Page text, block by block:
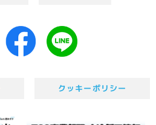
クッキーポリシー